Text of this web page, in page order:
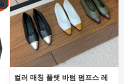
컬러 매칭 플랫 바텀 펌프스 레